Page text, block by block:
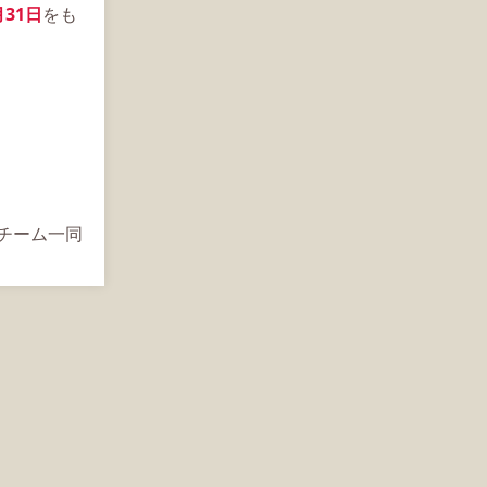
日をも
ーム一同